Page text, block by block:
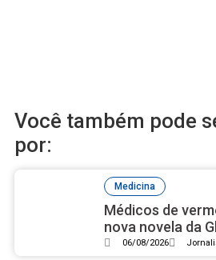
Você também pode
por:
Medicina
Médicos de
nova novela da
polêmica por
06/08/2026